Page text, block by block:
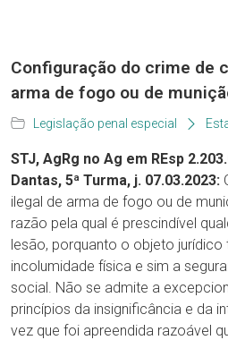
Configuração do crime de
arma de fogo ou de
Legislação penal especial
STJ, AgRg no Ag em REsp
Dantas, 5ª Turma, j. 07.03.2023:
ilegal de arma de fogo ou de
razão pela qual é prescindível
lesão, porquanto o objeto jurídico
incolumidade física e sim a
social. Não se admite a
princípios da insignificância e da
vez que foi apreendida razoável